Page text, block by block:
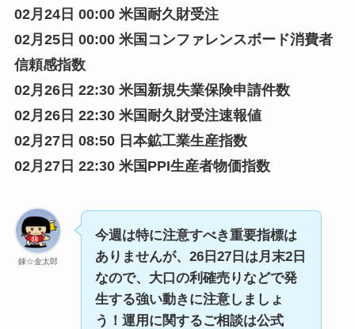
02月24日 00:00 米国耐久財受注
02月25日 00:00 米国コンファレンスボード消費者
信頼感指数
02月26日 22:30 米国新規失業保険申請件数
02月26日 22:30 米国耐久財受注速報値
02月27日 08:50 日本鉱工業生産指数
02月27日 22:30 米国PPI生産者物価指数
錬☆金太郎
今週は特に注意すべき重要指標は
ありませんが、26日27日は月末2日
なので、大口の利確売りなどで発
生する強い動きに注意しましょ
う！ 運用に関するご相談は公式